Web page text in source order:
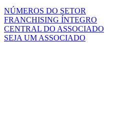
NÚMEROS DO SETOR
FRANCHISING ÍNTEGRO
CENTRAL DO ASSOCIADO
SEJA UM ASSOCIADO